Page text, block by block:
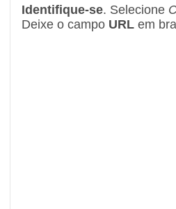
Identifique-se. Selecione
Deixe o campo URL em